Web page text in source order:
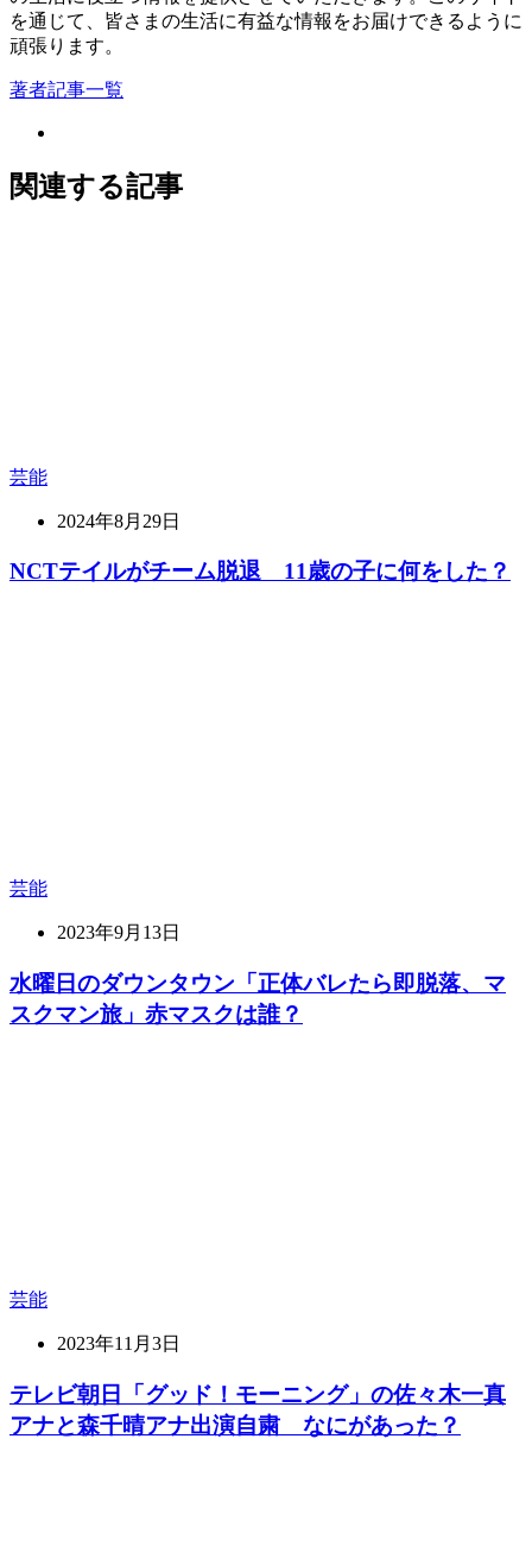
を通じて、皆さまの生活に有益な情報をお届けできるように
頑張ります。
著者記事一覧
関連する記事
芸能
2024年8月29日
NCTテイルがチーム脱退 11歳の子に何をした？
芸能
2023年9月13日
水曜日のダウンタウン「正体バレたら即脱落、マ
スクマン旅」赤マスクは誰？
芸能
2023年11月3日
テレビ朝日「グッド！モーニング」の佐々木一真
アナと森千晴アナ出演自粛 なにがあった？